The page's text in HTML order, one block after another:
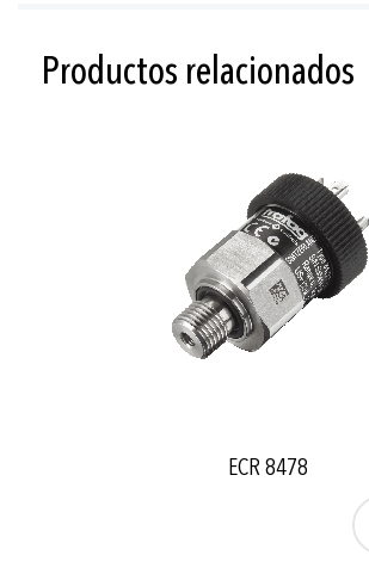
-40°C ... +125°C
Productos relacionados
ECR 8478